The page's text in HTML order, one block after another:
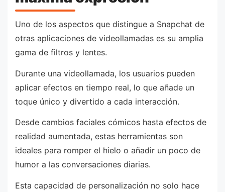
Uno de los aspectos que distingue a Snapchat de
otras aplicaciones de videollamadas es su amplia
gama de filtros y lentes.
Durante una videollamada, los usuarios pueden
aplicar efectos en tiempo real, lo que añade un
toque único y divertido a cada interacción.
Desde cambios faciales cómicos hasta efectos de
realidad aumentada, estas herramientas son
ideales para romper el hielo o añadir un poco de
humor a las conversaciones diarias.
Esta capacidad de personalización no solo hace